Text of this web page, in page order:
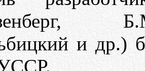
и др.)